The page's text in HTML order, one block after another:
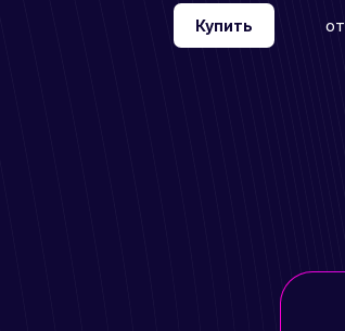
Купить от